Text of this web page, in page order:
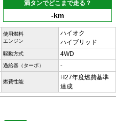
満タンでどこまで走る？
-km
使用燃料
エンジン
ハイオク
ハイブリッド
駆動方式 4WD
過給器（ターボ） -
燃費性能
H27年度燃費基準
達成